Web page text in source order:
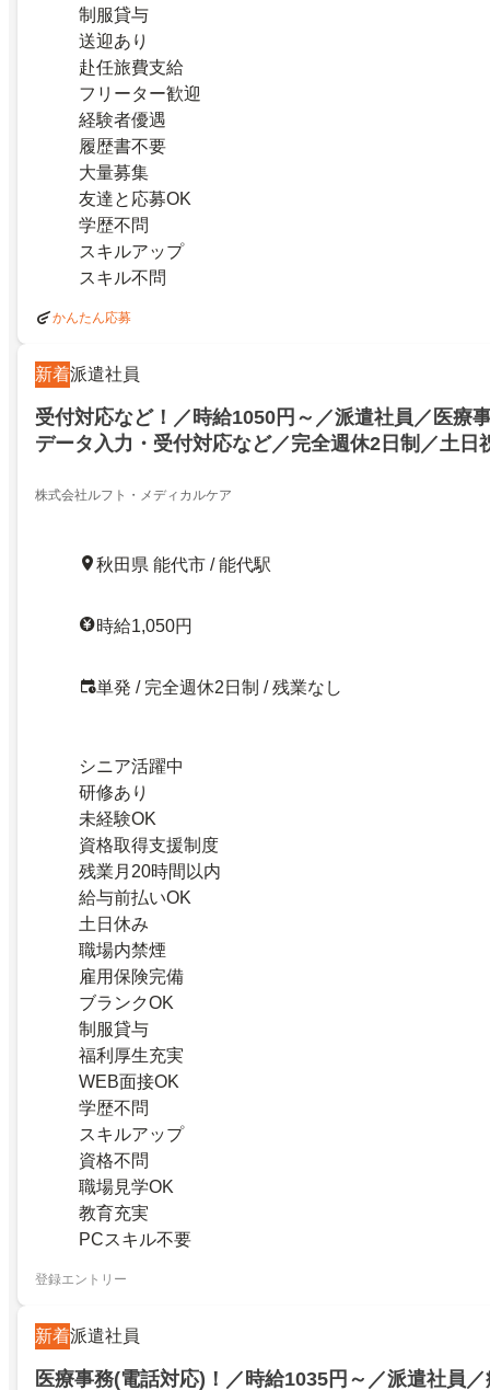
制服貸与
送迎あり
赴任旅費支給
フリーター歓迎
経験者優遇
履歴書不要
大量募集
友達と応募OK
学歴不問
スキルアップ
スキル不問
かんたん応募
新着派遣社員
受付対応など！／時給1050円～／派遣社員／医療
データ入力・受付対応など／完全週休2日制／土日
株式会社ルフト・メディカルケア
秋田県 能代市 / 能代駅
時給1,050円
単発 / 完全週休2日制 / 残業なし
シニア活躍中
研修あり
未経験OK
資格取得支援制度
残業月20時間以内
給与前払いOK
土日休み
職場内禁煙
雇用保険完備
ブランクOK
制服貸与
福利厚生充実
WEB面接OK
学歴不問
スキルアップ
資格不問
職場見学OK
教育充実
PCスキル不要
登録エントリー
新着派遣社員
医療事務(電話対応)！／時給1035円～／派遣社員